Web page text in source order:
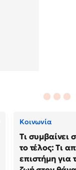
Κοινωνία
Τι συμβαίνει
το τέλος: Τι
επιστήμη για